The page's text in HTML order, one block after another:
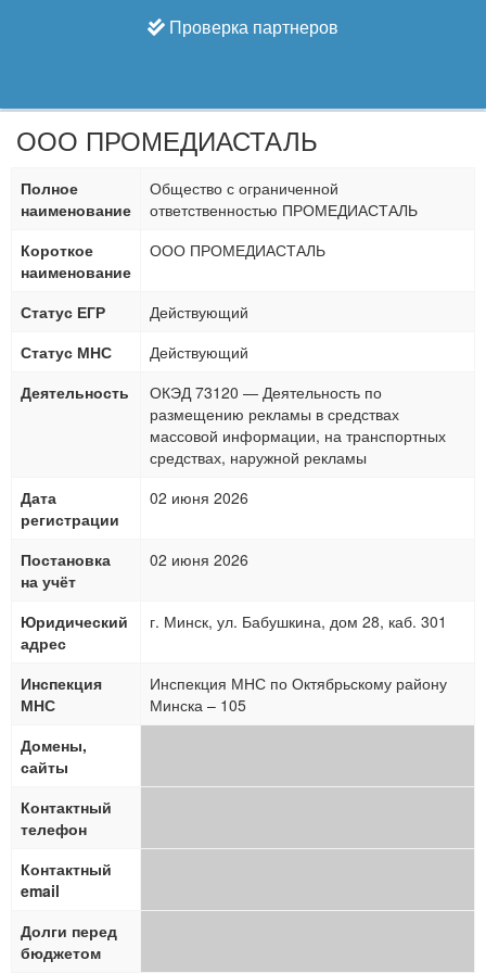
Проверка партнеров
ООО ПРОМЕДИАСТАЛЬ
Полное
наименование
Общество с ограниченной
ответственностью ПРОМЕДИАСТАЛЬ
Короткое
наименование
ООО ПРОМЕДИАСТАЛЬ
Статус ЕГР
Действующий
Статус МНС
Действующий
Деятельность
ОКЭД 73120 — Деятельность по
размещению рекламы в средствах
массовой информации, на транспортных
средствах, наружной рекламы
Дата
регистрации
02 июня 2026
Постановка
на учёт
02 июня 2026
Юридический
адрес
г. Минск, ул. Бабушкина, дом 28, каб. 301
Инспекция
МНС
Инспекция МНС по Октябрьскому району
Минска – 105
Домены,
сайты
Контактный
телефон
Контактный
email
Долги перед
бюджетом